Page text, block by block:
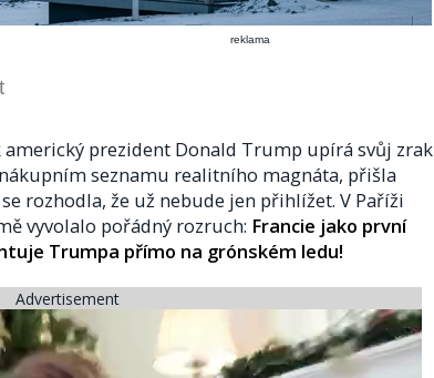
reklama
americký prezident Donald Trump upírá svůj zrak
seznamu realitního magnáta, přišla
rozhodla, že už nebude jen přihlížet. V Paříži
vyvolalo pořádný rozruch: Francie jako první
Trumpa přímo na grónském ledu!
Advertisement